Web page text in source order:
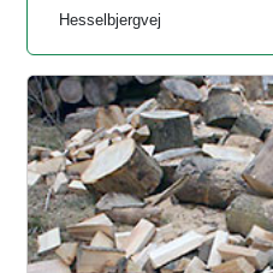
Hesselbjergvej